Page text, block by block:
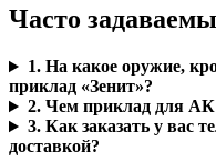
Часто
1. На какое оружие,
приклад «Зенит»?
2. Чем приклад для АК
3. Как заказать у вас
доставкой?